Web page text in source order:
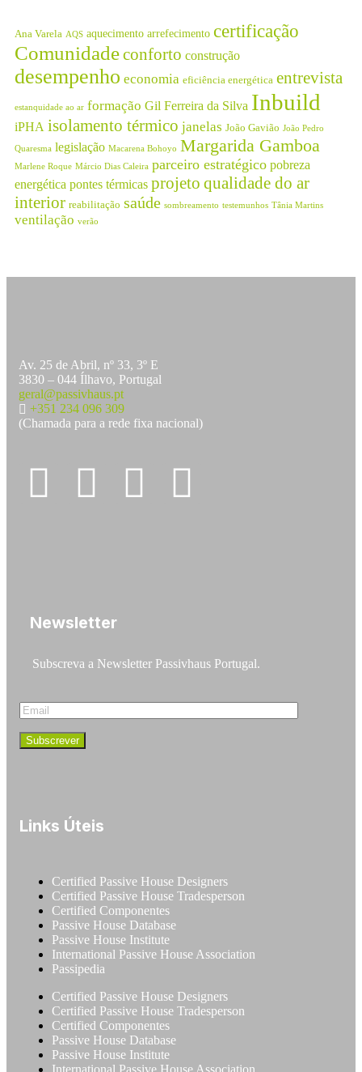
Ana Varela AQS aquecimento arrefecimento certificação
Comunidadeconforto construção
desempenho economia eficiência energética entrevista
estanquidade ao ar formação Gil Ferreira da Silva Inbuild
iPHA isolamento térmico janelas João Gavião João Pedro
Quaresma legislação Macarena Bohoyo Margarida Gamboa
Marlene Roque Márcio Dias Caleira parceiro estratégico pobreza
energética pontes térmicas projeto qualidade do ar
interior reabilitação saúde sombreamento testemunhos Tânia Martins
ventilação verão
Av. 25 de Abril, nº 33, 3º E
3830 – 044 Ílhavo, Portugal
geral@passivhaus.pt
+351 234 096 309
(Chamada para a rede fixa nacional)
Newsletter
Subscreva a Newsletter Passivhaus Portugal.
Links Úteis
Certified Passive House Designers
Certified Passive House Tradesperson
Certified Componentes
Passive House Database
Passive House Institute
International Passive House Association
Passipedia
Certified Passive House Designers
Certified Passive House Tradesperson
Certified Componentes
Passive House Database
Passive House Institute
International Passive House Association